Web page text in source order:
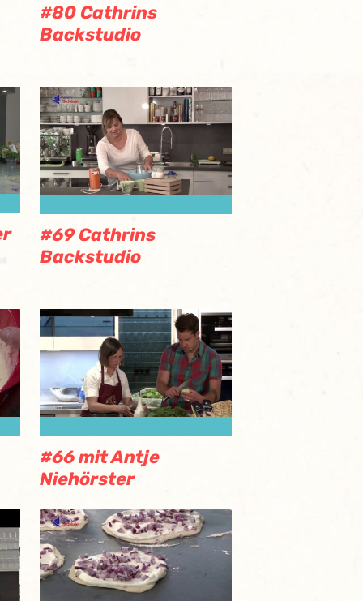
#80 Cathrins
Backstudio
#69 Cathrins
Backstudio
#66 mit Antje
Niehörster